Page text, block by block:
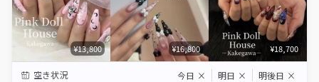
¥13,800 ¥16,800 ¥18,700
空き状況 今日 × 明日 × 明後日 ×